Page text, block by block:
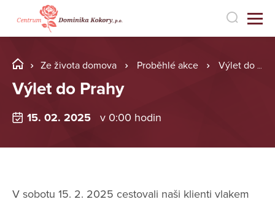
Ze života domova Proběhlé akce Výlet do Prahy
Výlet do Prahy
15. 02. 2025 v 0:00 hodin
V sobotu 15. 2. 2025 cestovali naši klienti vlakem